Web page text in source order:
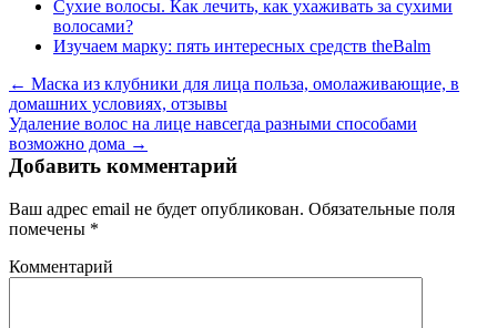
Сухие волосы. Как лечить, как ухаживать за сухими
волосами?
Изучаем марку: пять интересных средств theBalm
← Маска из клубники для лица польза, омолаживающие, в
домашних условиях, отзывы
Удаление волос на лице навсегда разными способами
возможно дома →
Добавить комментарий
Ваш адрес email не будет опубликован. Обязательные поля
помечены *
Комментарий